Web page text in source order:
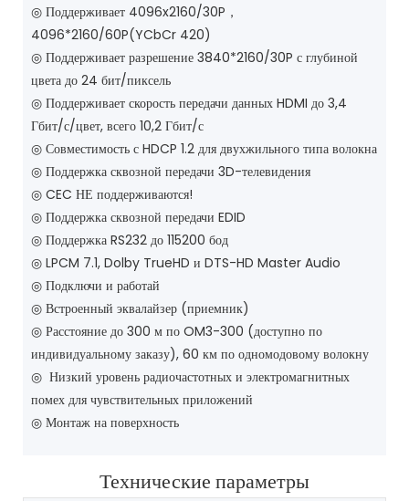
◎ Поддерживает 4096x2160/30P，
4096*2160/60P(YCbCr 420)
◎ Поддерживает разрешение 3840*2160/30P с глубиной
цвета до 24 бит/пиксель
◎ Поддерживает скорость передачи данных HDMI до 3,4
Гбит/с/цвет, всего 10,2 Гбит/с
◎ Совместимость с HDCP 1.2 для двухжильного типа волокна
◎ Поддержка сквозной передачи 3D-телевидения
◎ CEC НЕ поддерживаются!
◎ Поддержка сквозной передачи EDID
◎ Поддержка RS232 до 115200 бод
◎ LPCM 7.1, Dolby TrueHD и DTS-HD Master Audio
◎ Подключи и работай
◎ Встроенный эквалайзер (приемник)
◎ Расстояние до 300 м по OM3-300 (доступно по
индивидуальному заказу), 60 км по одномодовому волокну
◎ Низкий уровень радиочастотных и электромагнитных
помех для чувствительных приложений
◎ Монтаж на поверхность
Технические параметры